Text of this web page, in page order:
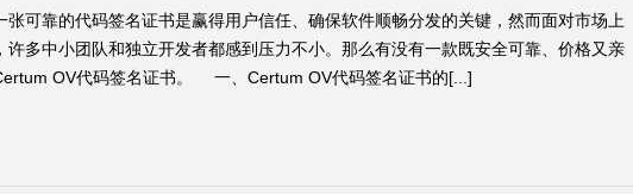
张可靠的代码签名证书是赢得用户信任、确保软件顺畅分发的关键，然而面对市场上
许多中小团队和独立开发者都感到压力不小。那么有没有一款既安全可靠、价格又亲
OV代码签名证书。 一、Certum OV代码签名证书的[...]